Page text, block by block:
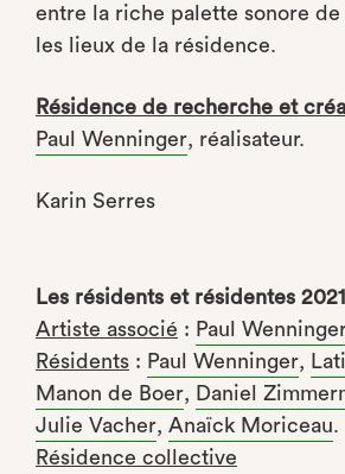
entre la riche palette sonore de
les lieux de la résidence.
Résidence de recherche et
Paul Wenninger, réalisateur.
Karin Serres
Les résidents et résidentes 2021
Artiste associé : Paul
Résidents : Paul Wenninger,
Manon de Boer, Daniel
Julie Vacher, Anaïck Moriceau.
Résidence collective